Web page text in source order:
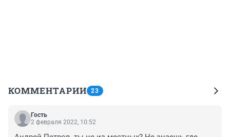
КОММЕНТАРИИ 23
Гость
2 февраля 2022, 10:52